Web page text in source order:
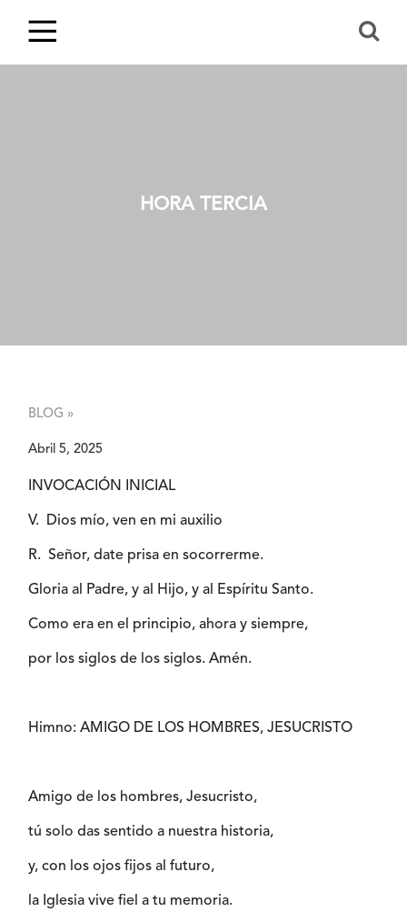
HORA TERCIA
BLOG »
Abril 5, 2025
INVOCACIÓN INICIAL
V. Dios mío, ven en mi auxilio
R. Señor, date prisa en socorrerme.
Gloria al Padre, y al Hijo, y al Espíritu Santo.
Como era en el principio, ahora y siempre,
por los siglos de los siglos. Amén.
Himno: AMIGO DE LOS HOMBRES, JESUCRISTO
Amigo de los hombres, Jesucristo,
tú solo das sentido a nuestra historia,
y, con los ojos fijos al futuro,
la Iglesia vive fiel a tu memoria.